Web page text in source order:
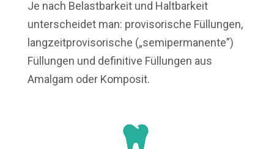
Je nach Belastbarkeit und Haltbarkeit
unterscheidet man: provisorische Füllungen,
langzeitprovisorische („semipermanente”)
Füllungen und definitive Füllungen aus
Amalgam oder Komposit.